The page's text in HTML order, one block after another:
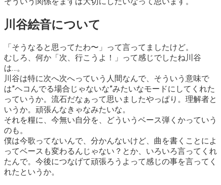
川谷絵音について
「そうなると思ってたわ〜」 って言ってましたけど。
むしろ、何か「次、行こうよ！」って感じでしたね川谷
は…。
川谷は特に次へ次へっていう人間なんで、そういう意味で
は”ヘコんでる場合じゃないな”みたいなモードにしてくれた
っていうか。流石だなぁって思いましたやっぱり。理解者と
いうか。頑張んなきゃなみたいな。
それを糧に、今無い自分を、どういうベース弾くかっていう
のも。
僕は今歌ってないんで、分かんないけど、曲を書くことによ
ってベースも変わるんじゃない？とか、いろいろ言ってくれ
たんで。 今後につなげて頑張ろうよ って感じの事を言ってく
れたというか。